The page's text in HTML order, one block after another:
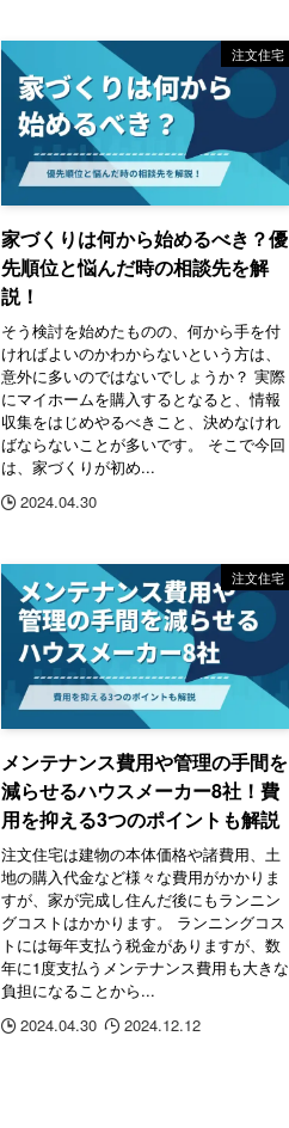
注文住宅
家づくりは何から始めるべき？優
先順位と悩んだ時の相談先を解
説！
そう検討を始めたものの、何から手を付
ければよいのかわからないという方は、
意外に多いのではないでしょうか？ 実際
にマイホームを購入するとなると、情報
収集をはじめやるべきこと、決めなけれ
ばならないことが多いです。 そこで今回
は、家づくりが初め...
2024.04.30
注文住宅
メンテナンス費用や管理の手間を
減らせるハウスメーカー8社！費
用を抑える3つのポイントも解説
注文住宅は建物の本体価格や諸費用、土
地の購入代金など様々な費用がかかりま
すが、家が完成し住んだ後にもランニン
グコストはかかります。 ランニングコス
トには毎年支払う税金がありますが、数
年に1度支払うメンテナンス費用も大きな
負担になることから...
2024.04.30
2024.12.12